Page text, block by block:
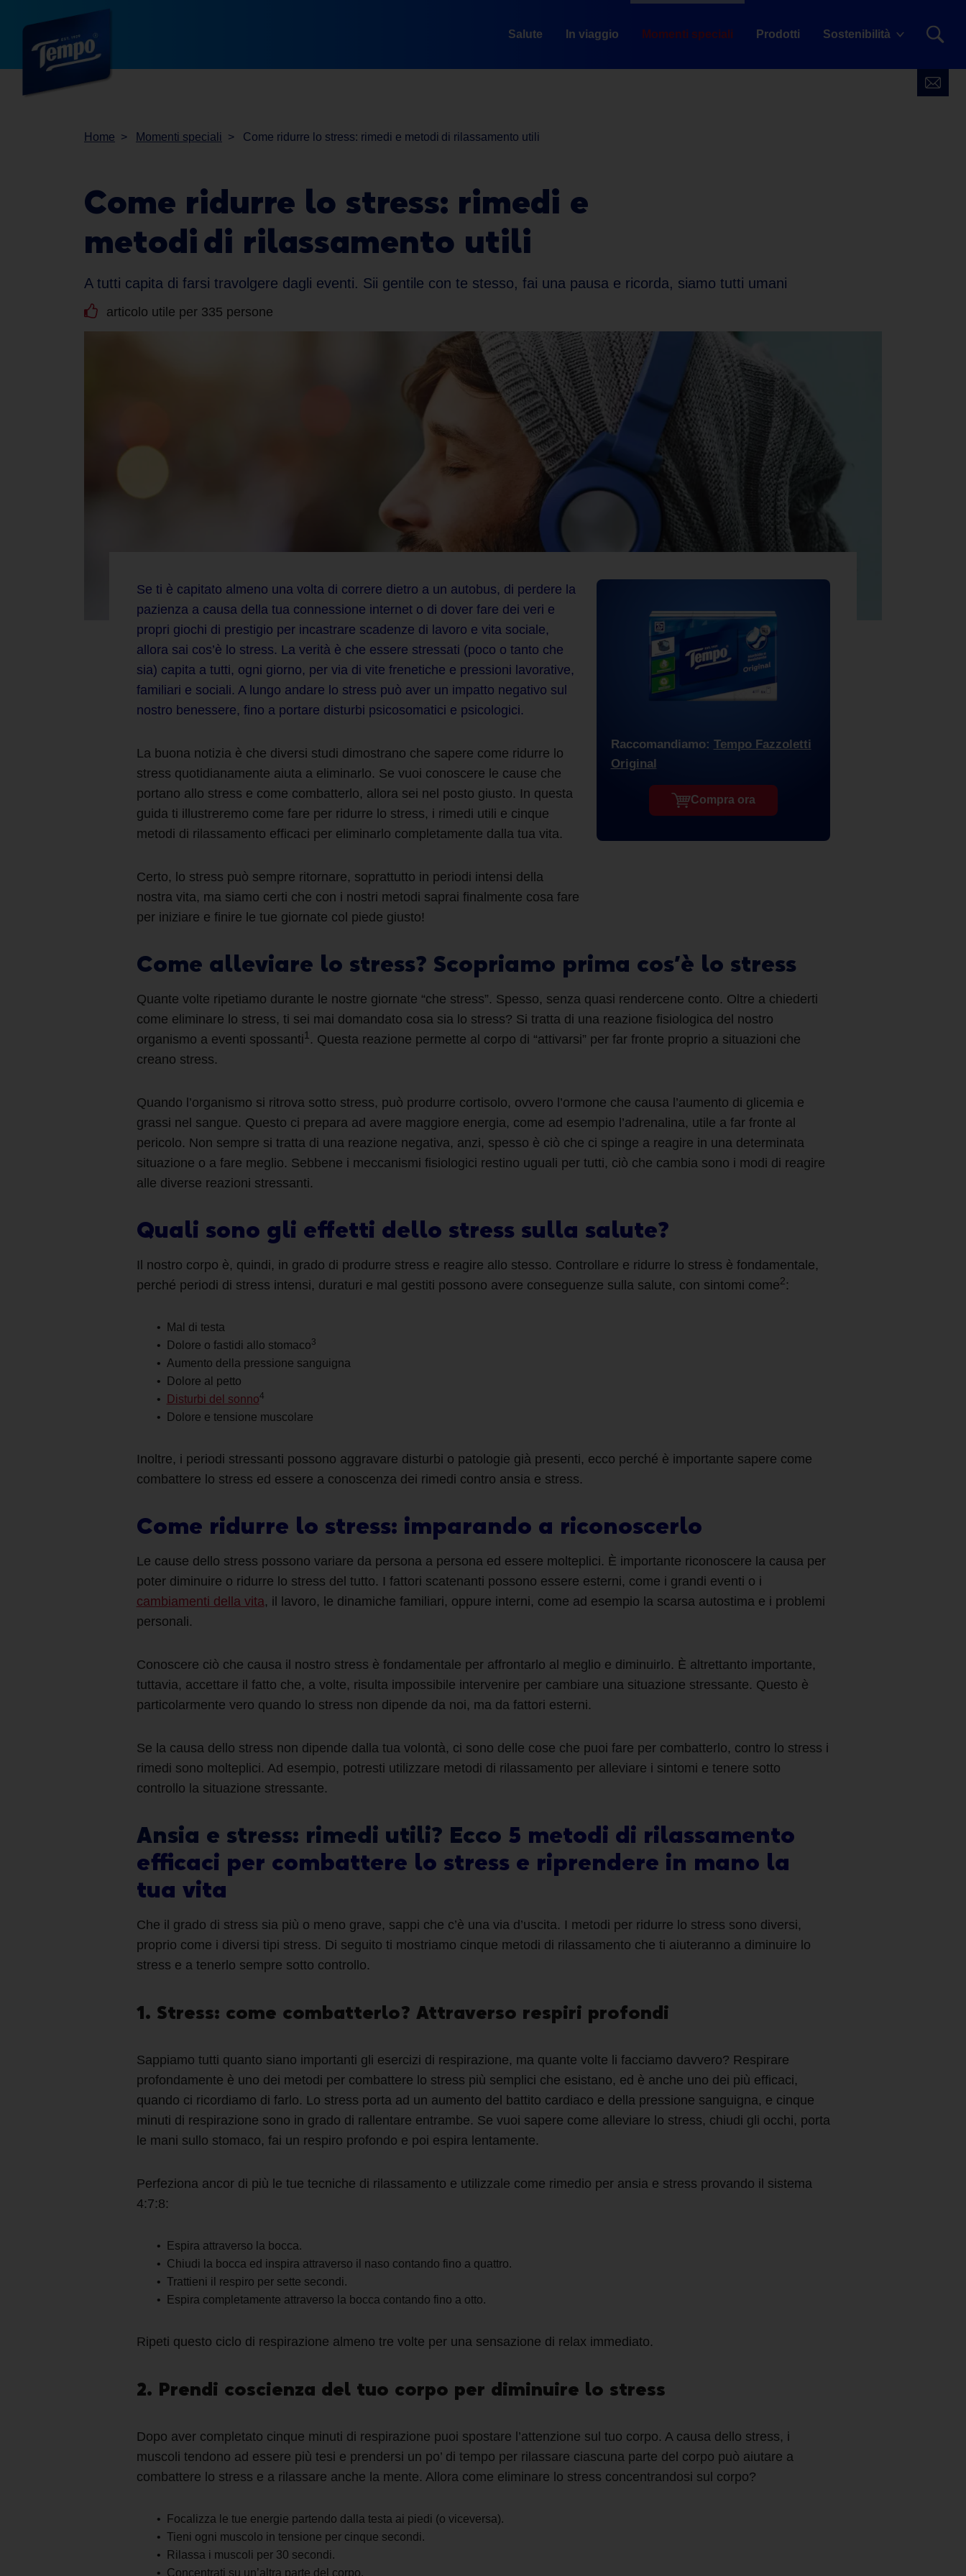
Salute In viaggio Momenti speciali Prodotti Sostenibilità
Home Momenti speciali Come ridurre lo stress: rimedi e metodi di rilassamento utili
Come ridurre lo stress: rimedi e
metodi di rilassamento utili
A tutti capita di farsi travolgere dagli eventi. Sii gentile con te stesso, fai una pausa e ricorda, siamo tutti umani
articolo utile per 335 persone
Raccomandiamo: Tempo Fazzoletti
Original
Compra ora
Se ti è capitato almeno una volta di correre dietro a un autobus, di perdere la
pazienza a causa della tua connessione internet o di dover fare dei veri e
propri giochi di prestigio perincastrare scadenze di lavoro e vita sociale,
allora sai cos’è lo stress. La verità è che essere stressati (poco o tanto che
sia) capita a tutti, ogni giorno, per via di vite frenetiche e pressioni lavorative,
familiari e sociali. A lungo andare lo stress può aver un impatto negativo sul
nostro benessere, fino a portare disturbi psicosomatici e psicologici.
La buona notizia è che diversi studi dimostrano che sapere come ridurre lo
stress quotidianamente aiuta a eliminarlo. Se vuoi conoscere le cause che
portano allo stress e come combatterlo, allora sei nel posto giusto. In questa
guida ti illustreremo come fare per ridurre lo stress, i rimedi utili e cinque
metodi di rilassamento efficaci per eliminarlo completamente dalla tua vita.
Certo, lo stress può sempre ritornare, soprattutto in periodi intensi della
nostra vita, ma siamo certi che con i nostri metodi saprai finalmente cosa fare
per iniziare e finire le tue giornate col piede giusto!
Come alleviare lo stress? Scopriamo prima cos’è lo stress
Quante volte ripetiamo durante le nostre giornate “che stress”. Spesso, senza quasi rendercene conto. Oltre a chiederti
come eliminare lo stress, ti sei mai domandato cosa sia lo stress? Si tratta di una reazione fisiologica del nostro
organismo a eventi spossanti 1 . Questa reazione permette al corpo di “attivarsi” per far fronte proprio a situazioni che
creano stress.
Quando l’organismo si ritrova sotto stress, può produrre cortisolo, ovvero l’ormone che causa l’aumento di glicemia e
grassi nel sangue. Questo ci prepara ad avere maggiore energia, come ad esempio l’adrenalina, utile a far fronte al
pericolo. Non sempre si tratta di una reazione negativa, anzi, spesso è ciò che ci spinge a reagire in una determinata
situazione o a fare meglio. Sebbene i meccanismi fisiologici restino uguali per tutti, ciò che cambia sono i modi di reagire
alle diverse reazioni stressanti.
Quali sono gli effetti dello stress sulla salute?
Il nostro corpo è, quindi, in grado di produrre stress e reagire allo stesso. Controllare e ridurre lo stress è fondamentale,
perché periodi di stress intensi, duraturi e mal gestiti possono avere conseguenze sulla salute, con sintomi come2 :
Mal di testa
Dolore o fastidi allo stomaco3
Aumento della pressione sanguigna
Dolore al petto
Disturbi del sonno4
Dolore e tensione muscolare
Inoltre, i periodi stressanti possono aggravare disturbi o patologie già presenti, ecco perché è importante sapere come
combattere lo stress ed essere a conoscenza dei rimedi contro ansia e stress.
Come ridurre lo stress: imparando a riconoscerlo
Le cause dello stress possono variare da persona a persona ed essere molteplici. È importante riconoscere la causa per
poter diminuire o ridurre lo stress del tutto. I fattori scatenanti possono essere esterni, come i grandi eventi o i
cambiamenti della vita, il lavoro, le dinamiche familiari, oppure interni, come ad esempio la scarsa autostima e i problemi
personali.
Conoscere ciò che causa il nostro stress è fondamentale per affrontarlo al meglio e diminuirlo. È altrettanto importante,
tuttavia, accettare il fatto che, a volte, risulta impossibile intervenire per cambiare una situazione stressante. Questo è
particolarmente vero quando lo stress non dipende da noi, ma da fattori esterni.
Se la causa dello stress non dipende dalla tua volontà, ci sono delle cose che puoi fare per combatterlo, contro lo stress i
rimedi sono molteplici. Ad esempio, potresti utilizzare metodi di rilassamento per alleviare i sintomi e tenere sotto
controllo la situazione stressante.
Ansia e stress: rimedi utili? Ecco 5 metodi di rilassamento
efficaci per combattere lo stress e riprendere in mano la
tua vita
Che il grado di stress sia più o meno grave, sappi che c’è una via d’uscita. I metodi per ridurre lo stress sono diversi,
proprio come i diversi tipi stress. Di seguito ti mostriamo cinque metodi di rilassamento che ti aiuteranno a diminuire lo
stress e a tenerlo sempre sotto controllo.
1. Stress: come combatterlo? Attraverso respiri profondi
Sappiamo tutti quanto siano importanti gli esercizi di respirazione, ma quante volte li facciamo davvero? Respirare
profondamente è uno dei metodi per combattere lo stress più semplici che esistano, ed è anche uno dei più efficaci,
quando ci ricordiamo di farlo. Lo stress porta ad un aumento del battito cardiaco e della pressione sanguigna, e cinque
minuti di respirazione sono in grado di rallentare entrambe. Se vuoi sapere come alleviare lo stress, chiudi gli occhi, porta
le mani sullo stomaco, fai un respiro profondo e poi espira lentamente.
Perfeziona ancor di più le tue tecniche di rilassamento e utilizzale come rimedio per ansia e stress provando il sistema
4:7:8:
Espira attraverso la bocca.
Chiudi la bocca ed inspira attraverso il naso contando fino a quattro.
Trattieni il respiro per sette secondi.
Espira completamente attraverso la bocca contando fino a otto.
Ripeti questo ciclo di respirazione almeno tre volte per una sensazione di relax immediato.
2. Prendi coscienza del tuo corpo per diminuire lo stress
Dopo aver completato cinque minuti di respirazione puoi spostare l’attenzione sul tuo corpo. A causa dello stress, i
muscoli tendono ad essere più tesi e prendersi un po’ di tempo per rilassare ciascuna parte del corpo può aiutare a
combattere lo stress e a rilassare anche la mente. Allora come eliminare lo stress concentrandosi sul corpo?
Focalizza le tue energie partendo dalla testa ai piedi (o viceversa).
Tieni ogni muscolo in tensione per cinque secondi.
Rilassa i muscoli per 30 secondi.
Concentrati su un’altra parte del corpo.